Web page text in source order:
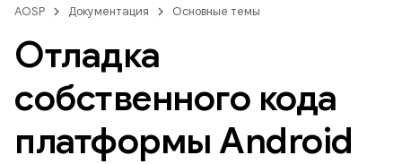
AOSP Документация Основные темы
Отладка
собственного кода
платформы Android